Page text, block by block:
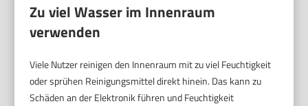
Zu viel Wasser im Innenraum
verwenden
Viele Nutzer reinigen den Innenraum mit zu viel Feuchtigkeit
oder sprühen Reinigungsmittel direkt hinein. Das kann zu
Schäden an der Elektronik führen und Feuchtigkeit